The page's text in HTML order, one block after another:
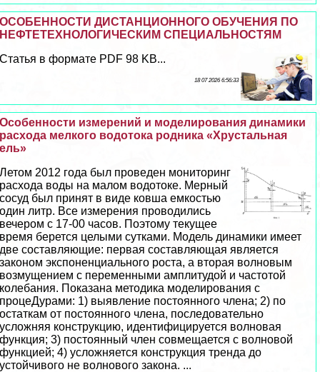
ОСОБЕННОСТИ ДИСТАНЦИОННОГО ОБУЧЕНИЯ ПО
НЕФТЕТЕХНОЛОГИЧЕСКИМ СПЕЦИАЛЬНОСТЯМ
Статья в формате PDF 98 KB...
18 07 2026 6:56:33
Особенности измерений и моделирования динамики
расхода мелкого водотока родника «Хрустальная
ель»
Летом 2012 года был проведен мониторинг
расхода воды на малом водотоке. Мерный
сосуд был принят в виде ковша емкостью
один литр. Все измерения проводились
вечером с 17-00 часов. Поэтому текущее
время берется целыми сутками. Модель динамики имеет
две составляющие: первая составляющая является
законом экспоненциального роста, а вторая волновым
возмущением с переменными амплитудой и частотой
колебания. Показана методика моделирования с
процеДypaми: 1) выявление постоянного члeна; 2) по
остаткам от постоянного члeна, последовательно
усложняя конструкцию, идентифицируется волновая
функция; 3) постоянный члeн совмещается с волновой
функцией; 4) усложняется конструкция тренда до
устойчивого не волнового закона. ...